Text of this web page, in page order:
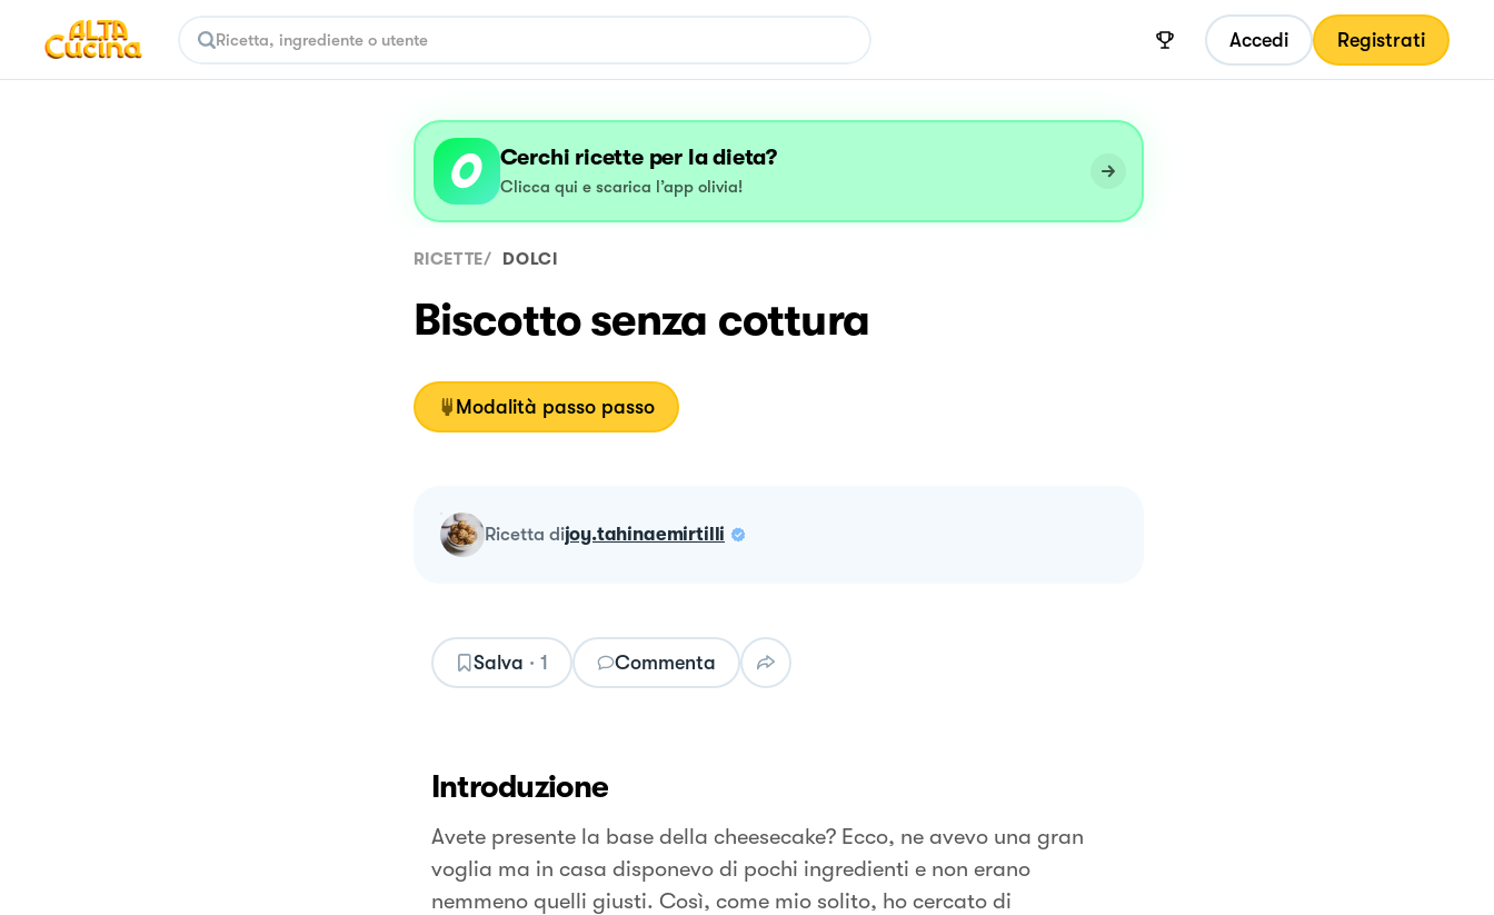
Accedi Registrati
Cerchi ricette per la dieta?
Clicca qui e scarica l’app olivia!
RICETTE/ DOLCI
Biscotto senza cottura
Modalità passo passo
ricetta dijoy.tahinaemirtilli
Salva · 1 Commenta
Introduzione
Avete presente la base della cheesecake? Ecco, ne avevo una gran
voglia ma in casa disponevo di pochi ingredienti e non erano
nemmeno quelli giusti. Così, come mio solito, ho cercato di